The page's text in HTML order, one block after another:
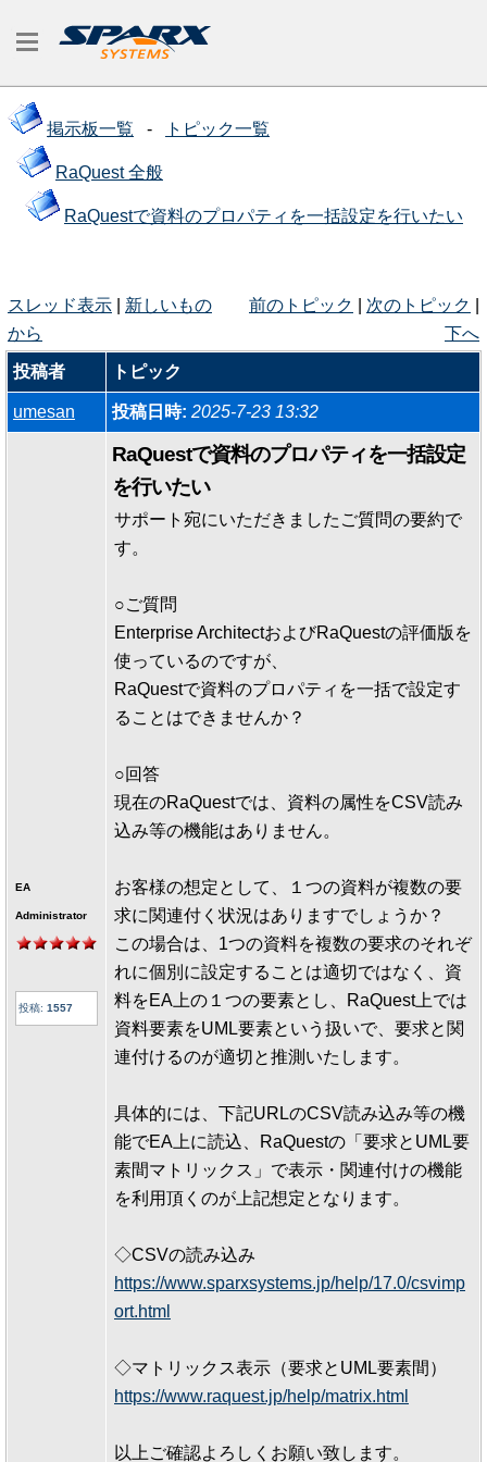
掲示板一覧 - トピック一覧
RaQuest 全般
RaQuestで資料のプロパティを一括設定を行いたい
スレッド表示
新しいもの
から
前のトピック 次のトピック
下へ
投稿者 トピック
umesan 投稿日時: 2025-7-23 13:32
EA
Administrator
投稿: 1557
RaQuestで資料のプロパティを一括設定
を行いたい
サポート宛にいただきましたご質問の要約で
す。
○ご質問
Enterprise ArchitectおよびRaQuestの評価版を
使っているのですが、
RaQuestで資料のプロパティを一括で設定す
ることはできませんか？
○回答
現在のRaQuestでは、資料の属性をCSV読み
込み等の機能はありません。
お客様の想定として、１つの資料が複数の要
求に関連付く状況はありますでしょうか？
この場合は、1つの資料を複数の要求のそれぞ
れに個別に設定することは適切ではなく、資
料をEA上の１つの要素とし、RaQuest上では
資料要素をUML要素という扱いで、要求と関
連付けるのが適切と推測いたします。
具体的には、下記URLのCSV読み込み等の機
能でEA上に読込、RaQuestの「要求とUML要
素間マトリックス」で表示・関連付けの機能
を利用頂くのが上記想定となります。
◇CSVの読み込み
https://www.sparxsystems.jp/help/17.0/csvimp
ort.html
◇マトリックス表示（要求とUML要素間）
https://www.raquest.jp/help/matrix.html
以上ご確認よろしくお願い致します。